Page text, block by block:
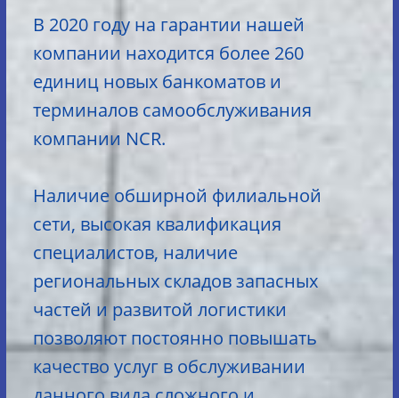
В 2020 году на гарантии нашей
компании находится более 260
единиц новых банкоматов и
терминалов самообслуживания
компании NCR.
Наличие обширной филиальной
сети, высокая квалификация
специалистов, наличие
региональных складов запасных
частей и развитой логистики
позволяют постоянно повышать
качество услуг в обслуживании